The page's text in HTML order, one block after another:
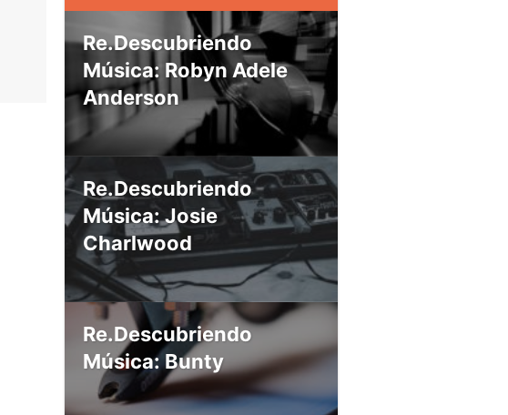
Re.Descubriendo
Música: Robyn Adele
Anderson
Re.Descubriendo
Música: Josie
Charlwood
Re.Descubriendo
Música: Bunty